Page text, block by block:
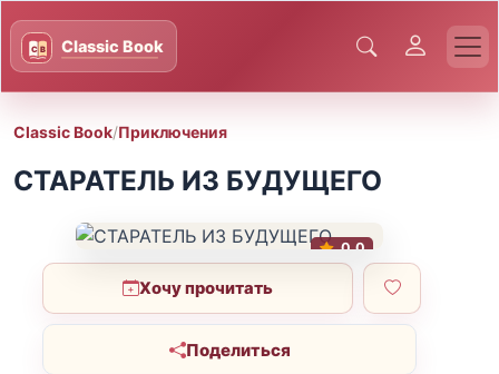
Classic Book/Приключения
СТАРАТЕЛЬ ИЗ БУДУЩЕГО
0.0
Хочу прочитать
Поделиться